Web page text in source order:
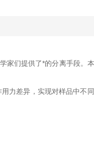
家们提供了*的分离手段。
力差异，实现对样品中不